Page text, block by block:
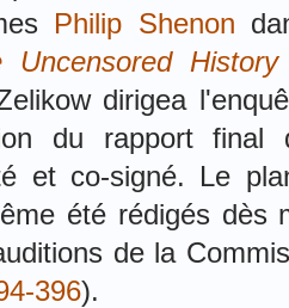
Philip Shenon
Uncensored
dirigea
du rapport final
et co-signé. Le
été rédigés dès
de la
396).